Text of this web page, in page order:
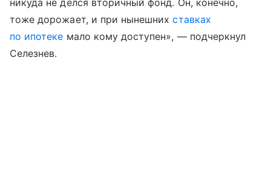
тоже дорожает, и при нынешнихставках
по ипотеке мало кому доступен», — подчеркнул
Селезнев.